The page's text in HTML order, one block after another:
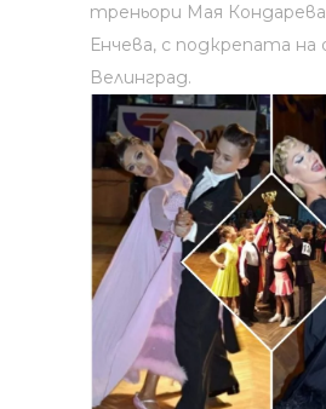
треньори Мая
Енчева, с подкрепата на
Велинград.